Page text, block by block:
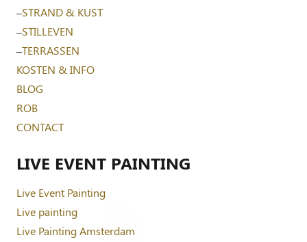
–STRAND & KUST
–STILLEVEN
–TERRASSEN
KOSTEN & INFO
BLOG
ROB
CONTACT
LIVE EVENT PAINTING
Live Event Painting
Live painting
Live Painting Amsterdam